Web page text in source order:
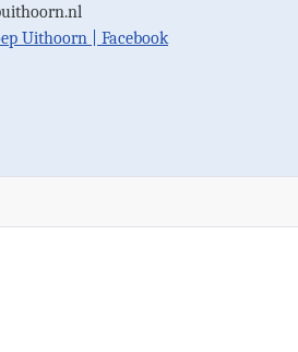
Uithoorn | Facebook